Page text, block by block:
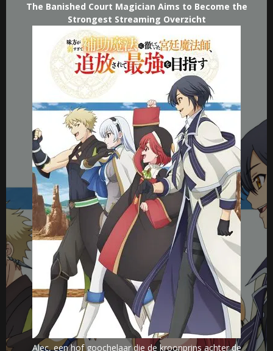
The Banished Court Magician Aims to Become the
Strongest Streaming Overzicht
Alec, een hof goochelaar die de kroonprins achter de